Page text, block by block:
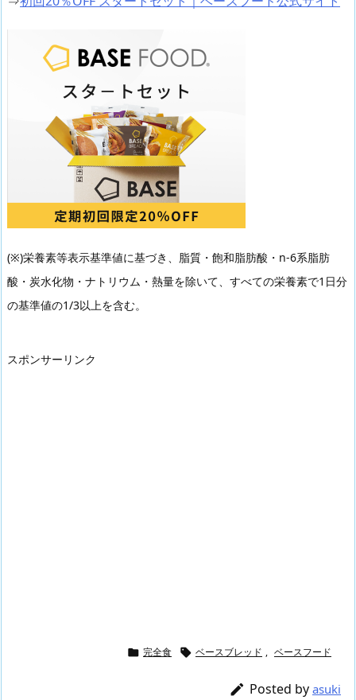
(※)栄養素等表示基準値に基づき、脂質・飽和脂肪酸・n-6系脂肪
酸・炭水化物・ナトリウム・熱量を除いて、すべての栄養素で1日分
の基準値の1/3以上を含む。
スポンサーリンク
 完全食  ベースブレッド , ベースフード
 Posted by asuki